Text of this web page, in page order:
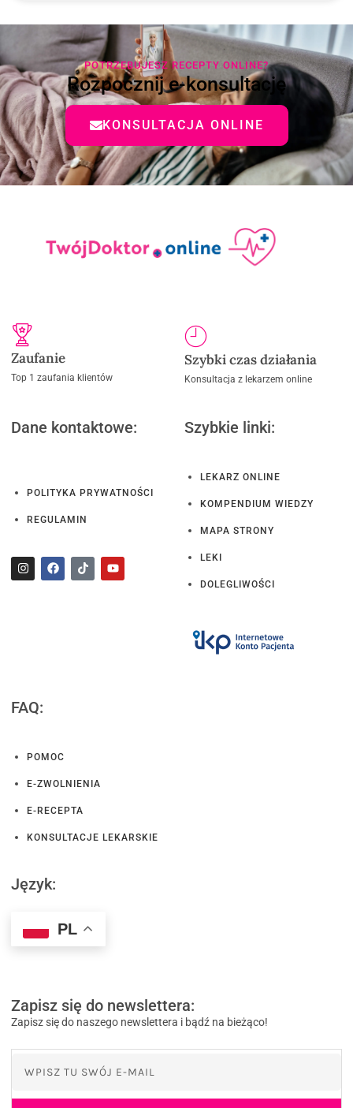
POTRZEBUJESZ RECEPTY ONLINE?
Rozpocznij e-konsultację
KONSULTACJA ONLINE
Zaufanie
Top 1 zaufania klientów
Szybki czas działania
Konsultacja z lekarzem online
Dane kontaktowe:
POLITYKA PRYWATNOŚCI
REGULAMIN
Szybkie linki:
LEKARZ ONLINE
KOMPENDIUM WIEDZY
MAPA STRONY
LEKI
DOLEGLIWOŚCI
FAQ:
POMOC
E-ZWOLNIENIA
E-RECEPTA
KONSULTACJE LEKARSKIE
Język:
PL
Zapisz się do newslettera:
Zapisz się do naszego newslettera i bądź na bieżąco!